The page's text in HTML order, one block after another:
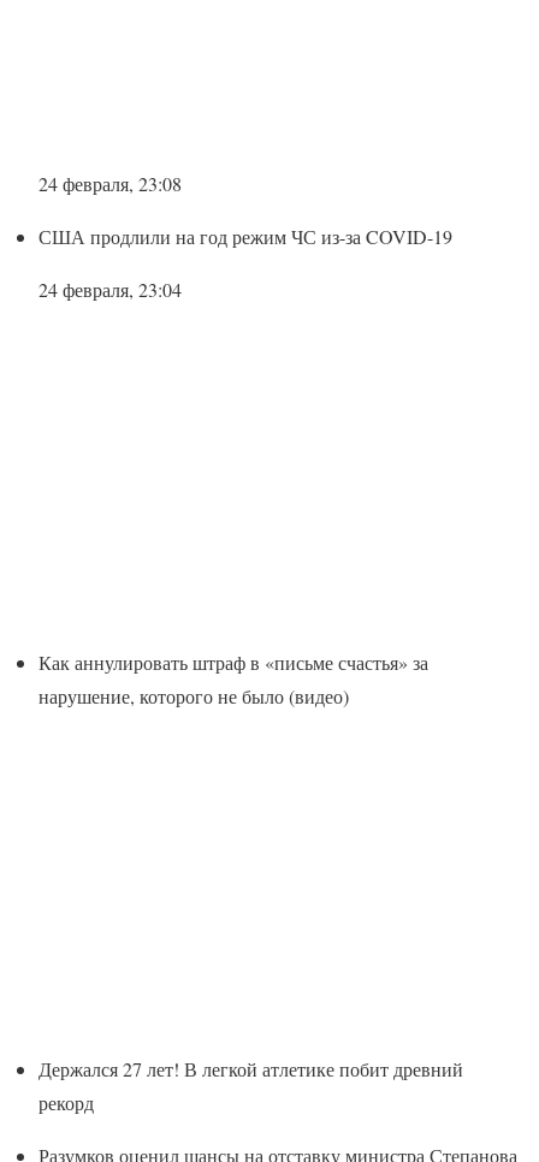
24 февраля, 23:08
США продлили на год режим ЧС из-за COVID-19
24 февраля, 23:04
Как аннулировать штраф в «письме счастья» за
нарушение, которого не было (видео)
Держался 27 лет! В легкой атлетике побит древний
рекорд
Разумков оценил шансы на отставку министра Степанова